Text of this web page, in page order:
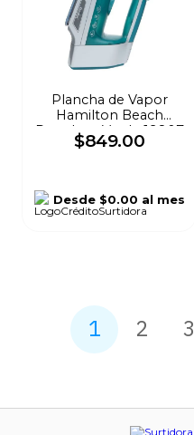
Plancha de Vapor
Hamilton Beach
Durathon Verde 19807
$849.00
Desde$0.00 al mes
1 2 3